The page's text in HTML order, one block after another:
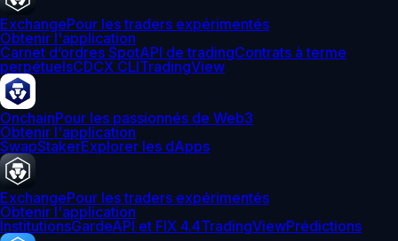
ExchangePour les traders expérimentés
Obtenir l'application
Carnet d’ordres SpotAPI de tradingContrats à terme
perpétuelsCDCX CLITradingView
OnchainPour les passionnés de Web3
Obtenir l'application
SwapStakerExplorer les dApps
ExchangePour les traders expérimentés
Obtenir l'application
InstitutionsGardeAPI et FIX 4.4TradingViewPrédictions